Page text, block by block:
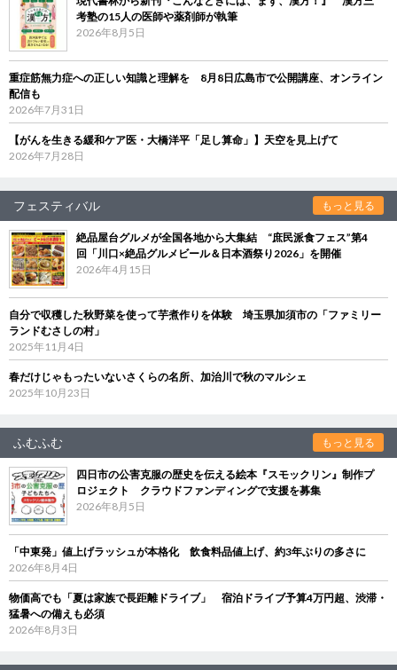
考塾の15人の医師や薬剤師が執筆
2026年8月5日
重症筋無力症への正しい知識と理解を 8月8日広島市で公開講座、オンライン
配信も
2026年7月31日
【がんを生きる緩和ケア医・大橋洋平「足し算命」】天空を見上げて
2026年7月28日
フェスティバル もっと見る
絶品屋台グルメが全国各地から大集結 “庶民派食フェス”第4
回「川口×絶品グルメビール＆日本酒祭り2026」を開催
2026年4月15日
自分で収穫した秋野菜を使って芋煮作りを体験 埼玉県加須市の「ファミリー
ランドむさしの村」
2025年11月4日
春だけじゃもったいないさくらの名所、加治川で秋のマルシェ
2025年10月23日
ふむふむ もっと見る
四日市の公害克服の歴史を伝える絵本『スモックリン』制作プ
ロジェクト クラウドファンディングで支援を募集
2026年8月5日
「中東発」値上げラッシュが本格化 飲食料品値上げ、約3年ぶりの多さに
2026年8月4日
物価高でも「夏は家族で長距離ドライブ」 宿泊ドライブ予算4万円超、渋滞・
猛暑への備えも必須
2026年8月3日